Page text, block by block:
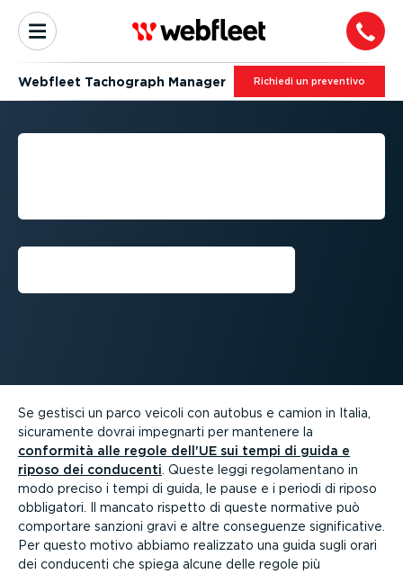
Webfleet Tachograph Manager Richiedi un preventivo
REGOLE SUI TEMPI DI
Se gestisci un parco veicoli con autobus e camion in Italia,
sicuramente dovrai impegnarti per mantenere la
conformità alle regole dell'UE sui tempi di guida e
riposo dei conducenti . Queste leggi regola­mentano in
modo preciso i tempi di guida, le pause e i periodi di riposo
obbligatori. Il mancato rispetto di queste normative può
comportare sanzioni gravi e altre conseguenze signi­fi­cative.
Per questo motivo abbiamo realizzato una guida sugli orari
dei conducenti che spiega alcune delle regole più